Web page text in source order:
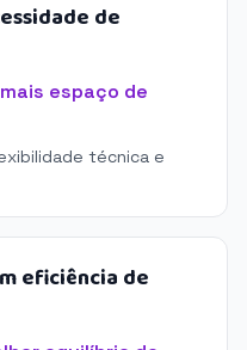
de
espaço de
técnica e
eficiência de